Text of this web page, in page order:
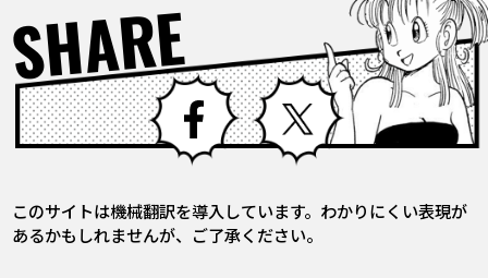
SHARE Facebook X
このサイトは機械翻訳を導入しています。わかりにくい表現が
あるかもしれませんが、ご了承ください。